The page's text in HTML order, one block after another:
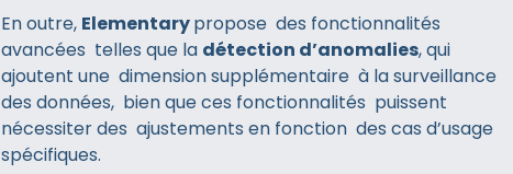
En outre, Elementarypropose des fonctionnalités
avancées telles que la détection d’anomalies, qui
ajoutent une dimension supplémentaire à la surveillance
des données, bien que ces fonctionnalités puissent
nécessiter des ajustements en fonction des cas d’usage
spécifiques.